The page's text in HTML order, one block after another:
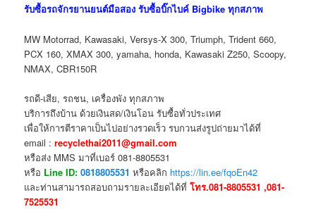
รับซื้อรถจักรยานยนต์มือสอง รับซื้อบิ๊กไบค์ Bigbike ทุกสภาพ
MW Motorrad, Kawasaki, Versys-X 300, Triumph, Trident 660,
PCX 160, XMAX 300, yamaha, honda, Kawasaki Z250, Scoopy,
NMAX, CBR150R
รถดี-เสีย, รถชน, เครื่องพัง ทุกสภาพ
บริการถึงบ้าน ด้วยเงินสด/เงินโอน รับซื้อทั่วประเทศ
เพื่อให้การตีราคาเป็นไปอย่างรวดเร็ว รบกวนส่งรูปถ่ายมาได้ที่
email : recyclethai2011@gmail.com
หรือส่ง MMS มาที่เบอร์ 081-8805531
หรือ Line ID:0818805531 หรือคลิก https://lin.ee/fqoEn42
และท่านสามารถสอบถามรายละเอียดได้ที่โทร.081-8805531 ,081-
7525531